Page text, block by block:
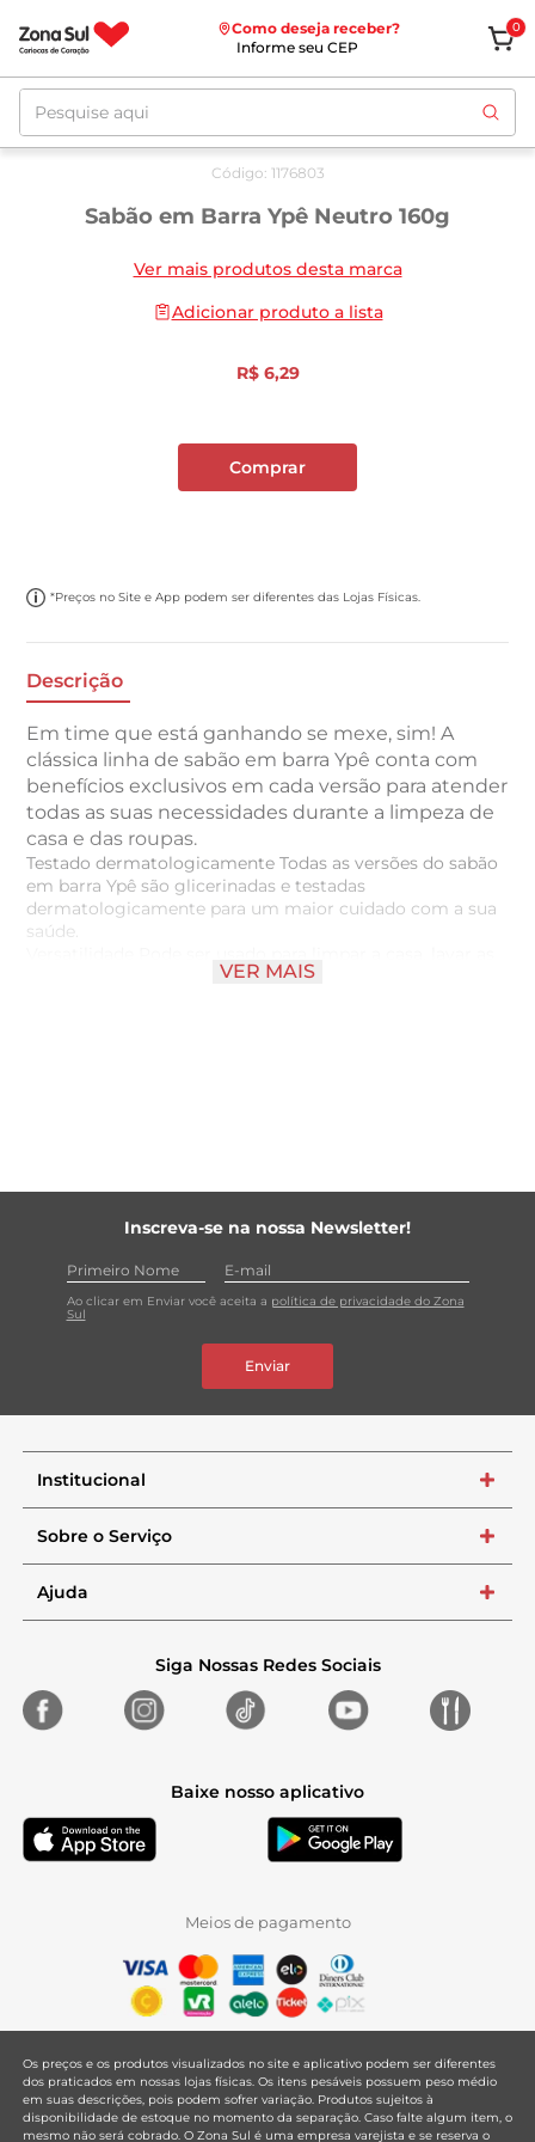
Como deseja receber?
Informe seu CEP
0
Pesquise aqui
Código: 1176803
Sabão em Barra Ypê Neutro 160g
Ver mais produtos desta marca
Adicionar produto a lista
R$ 6,29
Comprar
*Preços no Site e App podem ser diferentes das Lojas Físicas.
Descrição
Em time que está ganhando se mexe, sim! A
clássica linha de sabão em barra Ypê conta com
benefícios exclusivos em cada versão para atender
todas as suas necessidades durante a limpeza de
casa e das roupas.
Testado dermatologicamente Todas as versões do sabão
em barra Ypê são glicerinadas e testadas
dermatologicamente para um maior cuidado com a sua
saúde.
roupas e as louças, além de outras superfícies em geral.
VER MAIS
Inscreva-se na nossa Newsletter!
Ao clicar em Enviar você aceita a política de privacidade do Zona
Sul
Enviar
Institucional +
Sobre o Serviço +
Ajuda +
Siga Nossas Redes Sociais
Baixe nosso aplicativo
Meios de pagamento
Os preços e os produtos visualizados no site e aplicativo podem ser diferentes
dos praticados em nossas lojas físicas. Os itens pesáveis possuem peso médio
em suas descrições, pois podem sofrer variação. Produtos sujeitos à
disponibilidade de estoque no momento da separação. Caso falte algum item, o
mesmo não será cobrado. O Zona Sul é uma empresa varejista e se reserva o